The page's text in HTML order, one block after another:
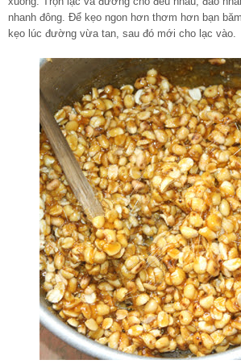
nhanh đông. Để kẹo ngon hơn thơm hơn bạn
kẹo lúc đường vừa tan, sau đó mới cho lạc vào.